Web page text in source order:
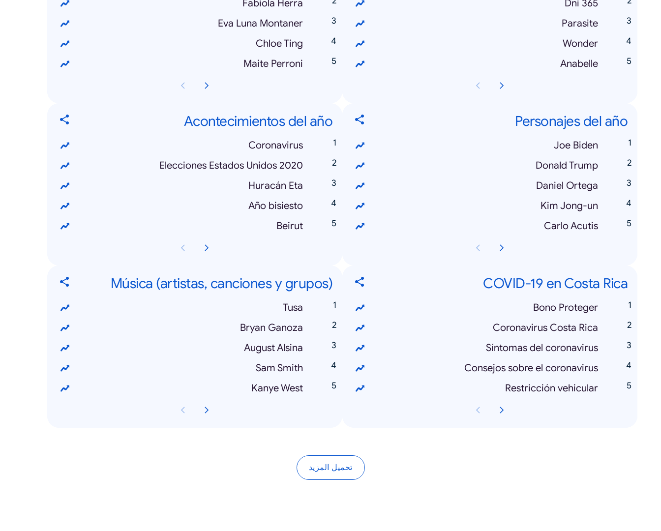
365 Dni
Parasite
Wonder
Anabelle
Fabiola Herra
Eva Luna Montaner
Chloe Ting
Maite Perroni
Personajes del año
Joe Biden
Donald Trump
Daniel Ortega
Kim Jong-un
Carlo Acutis
Acontecimientos del año
Coronavirus
Elecciones Estados Unidos 2020
Huracán Eta
Año bisiesto
Beirut
COVID-19 en Costa Rica
Bono Proteger
Coronavirus Costa Rica
Síntomas del coronavirus
Consejos sobre el coronavirus
Restricción vehicular
Música (artistas, canciones y grupos)
Tusa
Bryan Ganoza
August Alsina
Sam Smith
Kanye West
تحميل المزيد